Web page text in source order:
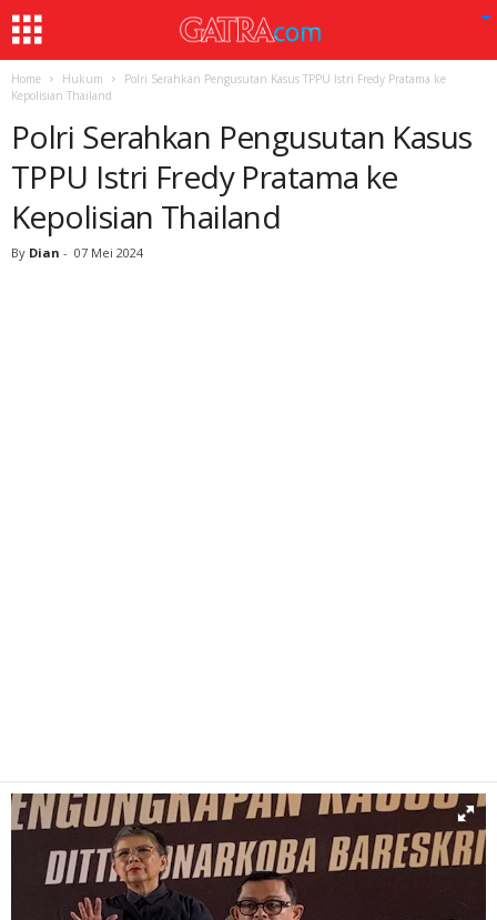
Home Hukum
Polri Serahkan Pengusutan Kasus TPPU Istri Fredy Pratama ke
Kepolisian Thailand
Polri Serahkan Pengusutan Kasus
TPPU Istri Fredy Pratama ke
Kepolisian Thailand
By Dian - 07 Mei 2024